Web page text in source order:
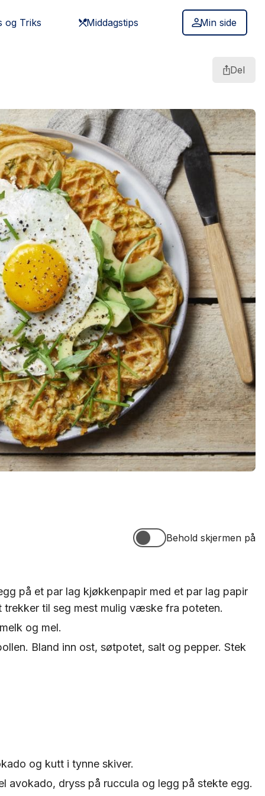
og Triks Middagstips Min side
Del
Behold skjermen på
Behold skjermen på
på et par lag kjøkkenpapir med et par lag papir
trekker til seg mest mulig væske fra poteten.
og mel.
Bland inn ost, søtpotet, salt og pepper. Stek
og kutt i tynne skiver.
avokado, dryss på ruccula og legg på stekte egg.